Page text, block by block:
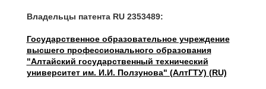
Владельцы патента RU 2353489:
Государственное образовательное учреждение
высшего профессионального образования
"Алтайский государственный технический
университет им. И.И. Ползунова" (АлтГТУ) (RU)